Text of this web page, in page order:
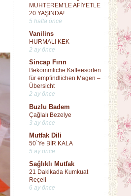
MUHTEREM'LE AFİYETLE
20 YAŞINDA!
5 hafta önce
Vanilins
HURMALI KEK
2 ay önce
Sincap Fırın
Bekömmliche Kaffeesorten
für empfindlichen Magen –
Übersicht
2 ay önce
Buzlu Badem
Çağlalı Bezelye
3 ay önce
Mutfak Dili
50`Ye BİR KALA
5 ay önce
Sağlıklı Mutfak
21 Dakikada Kumkuat
Reçeli
6 ay önce